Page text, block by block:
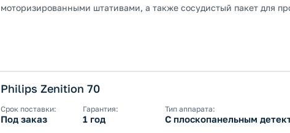
моторизированными штативами, а также сосудистый пакет для
Philips Zenition 70
Срок поставки:
Под заказ
Гарантия:
1 год
Тип аппарата:
С плоскопанельным